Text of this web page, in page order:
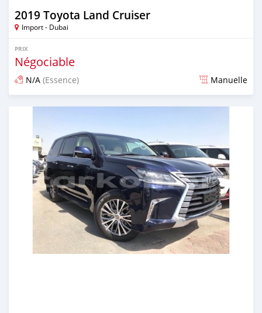
2019 Toyota Land Cruiser
Import - Dubai
PRIX
Négociable
N/A (Essence) Manuelle
Publié il y a environ 7 ans